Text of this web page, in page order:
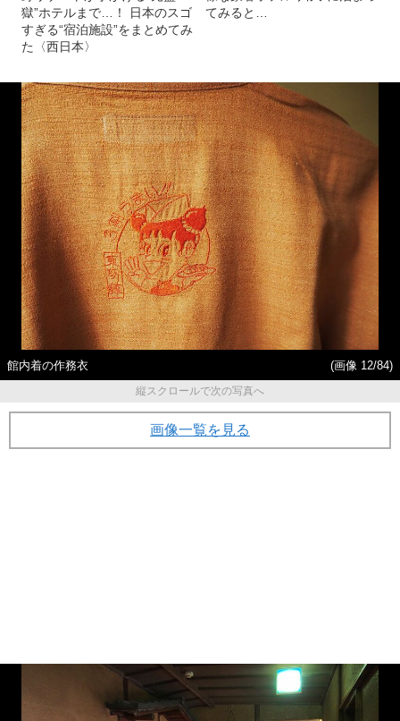
獄”ホテルまで…！ 日本のスゴ
すぎる“宿泊施設”をまとめてみ
た〈西日本〉
てみると…
館内着の作務衣
(画像 12/84)
縦スクロールで次の写真へ
画像一覧を見る